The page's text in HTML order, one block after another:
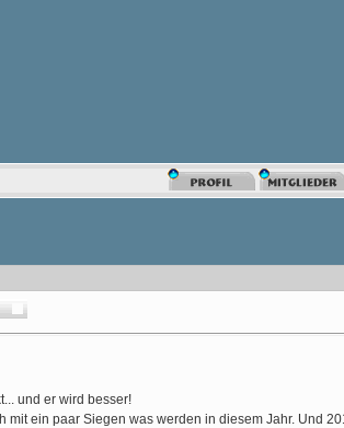
und er wird besser!
ein paar Siegen was werden in diesem Jahr. Und